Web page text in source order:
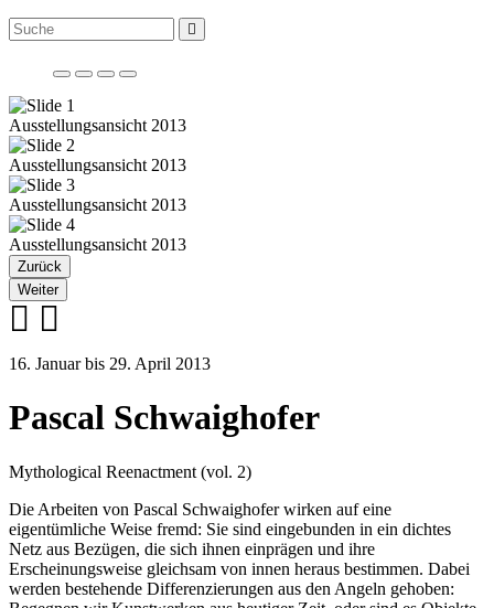
Ausstellungsansicht 2013
Ausstellungsansicht 2013
Ausstellungsansicht 2013
Ausstellungsansicht 2013
Zurück
Weiter
16. Januar bis 29. April 2013
Pascal Schwaighofer
Mythological Reenactment (vol. 2)
Die Arbeiten von Pascal Schwaighofer wirken auf eine
eigentümliche Weise fremd: Sie sind eingebunden in ein dichtes
Netz aus Bezügen, die sich ihnen einprägen und ihre
Erscheinungsweise gleichsam von innen heraus bestimmen. Dabei
werden bestehende Differenzierungen aus den Angeln gehoben: